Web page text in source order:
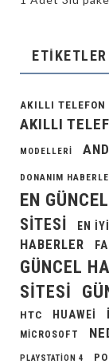
ETIKETLER
AKILLI TELEFON
AKILLI
MODELLERI
DONANIM
EN
SITESI
EN
HABERLER
GÜNCEL
SITESI
HTC
HUAWEI
MICROSOFT
PLAYSTATION 4